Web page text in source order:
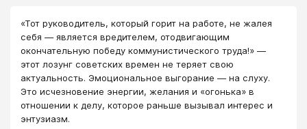
«Тот руководитель, который горит на работе, не жалея
себя — является вредителем, отодвигающим
окончательную победу коммунистического труда!» —
этот лозунг советских времен не теряет свою
актуальность. Эмоциональное выгорание — на слуху.
Это исчезновение энергии, желания и «огонька» в
отношении к делу, которое раньше вызывал интерес и
энтузиазм.